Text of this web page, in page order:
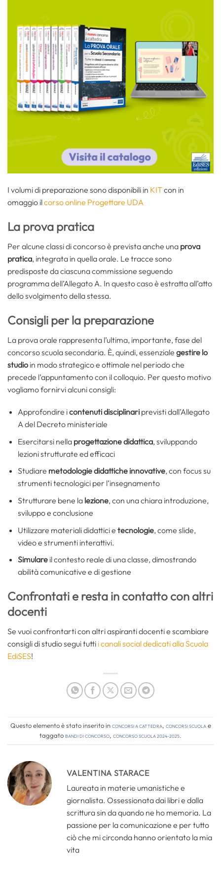
I volumi di preparazione sono disponibili in KITcon in
omaggio ilcorso online Progettare UDA
La prova pratica
Per alcune classi di concorso è prevista anche una prova
pratica, integrata in quella orale. Le tracce sono
predisposte da ciascuna commissione seguendo
programma dell’Allegato A. In questo caso è estratta all’atto
dello svolgimento della stessa.
Consigli per la preparazione
La prova orale rappresenta l’ultima, importante, fase del
concorso scuola secondaria. È, quindi, essenziale gestire lo
studio in modo strategico e ottimale nel periodo che
precede l’appuntamento con il colloquio. Per questo motivo
vogliamo fornirvi alcuni consigli:
Approfondire icontenuti disciplinariprevisti dall’Allegato
A del Decreto ministeriale
Esercitarsi nellaprogettazione didattica, sviluppando
lezioni strutturate ed efficaci
Studiare metodologie didattiche innovative, con focus su
strumenti tecnologici per l’insegnamento
Strutturare bene la lezione, con una chiara introduzione,
sviluppo e conclusione
Utilizzare materiali didattici e tecnologie, come slide,
video e strumenti interattivi.
Simulare il contesto reale di una classe, dimostrando
abilità comunicative e di gestione
Confrontati e resta in contatto con altri
docenti
Se vuoi confrontarti con altri aspiranti docenti e scambiare
consigli di studio segui tutti i canali social dedicati alla Scuola
EdiSES!
Questo elemento è stato inserito inConcorsi a cattedra, Concorsi Scuolae
taggatobandi di concorso, concorso scuola 2024-2025.
VALENTINA STARACE
Laureata in materie umanistiche e
giornalista. Ossessionata dai libri e dalla
scrittura sin da quando ne ho memoria. La
passione per la comunicazione e per tutto
ciò che mi circonda hanno orientato la mia
vita